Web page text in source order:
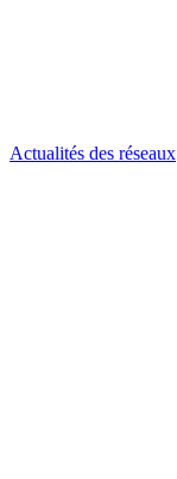
Actualités des réseaux